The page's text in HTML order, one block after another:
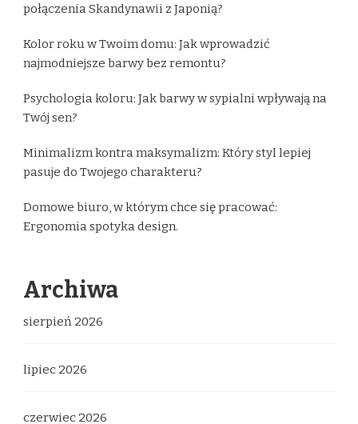
połączenia Skandynawii z Japonią?
Kolor roku w Twoim domu: Jak wprowadzić
najmodniejsze barwy bez remontu?
Psychologia koloru: Jak barwy w sypialni wpływają na
Twój sen?
Minimalizm kontra maksymalizm: Który styl lepiej
pasuje do Twojego charakteru?
Domowe biuro, w którym chce się pracować:
Ergonomia spotyka design.
Archiwa
sierpień 2026
lipiec 2026
czerwiec 2026